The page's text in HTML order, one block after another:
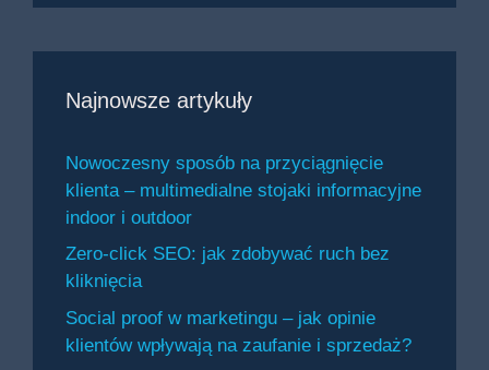
Najnowsze artykuły
Nowoczesny sposób na przyciągnięcie
klienta – multimedialne stojaki informacyjne
indoor i outdoor
Zero-click SEO: jak zdobywać ruch bez
kliknięcia
Social proof w marketingu – jak opinie
klientów wpływają na zaufanie i sprzedaż?